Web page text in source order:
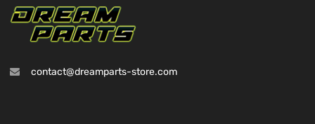
contact@dreamparts-store.com